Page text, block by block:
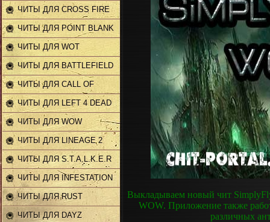
ЧИТЫ ДЛЯ CROSS FIRE
ЧИТЫ ДЛЯ POINT BLANK
ЧИТЫ ДЛЯ WOT
ЧИТЫ ДЛЯ BATTLEFIELD
ЧИТЫ ДЛЯ CALL OF
DUTY
ЧИТЫ ДЛЯ LEFT 4 DEAD
2
ЧИТЫ ДЛЯ WOW
ЧИТЫ ДЛЯ LINEAGE 2
ЧИТЫ ДЛЯ S.T.A.L.K.E.R
ЧИТЫ ДЛЯ INFESTATION
ЧИТЫ ДЛЯ RUST
ЧИТЫ ДЛЯ DAYZ
Выкладываем новый чит
WOW. Приложение также
различных